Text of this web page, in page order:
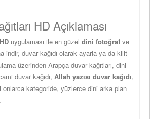
HD Açıklaması
uygulaması ile en güzeldini fotoğraf ve
indir, duvar kağıdı olarak ayarla ya da kilit
üzerinden Arapça duvar kağıtları, dini
duvar kağıdı,Allah yazısı duvar kağıdı,
onlarca kategoride, yüzlerce dini arka plan